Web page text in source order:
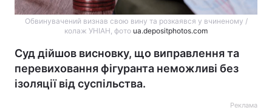
Обвинувачений визнав свою вину та розкаявся у вчиненому /
колаж УНІАН, фото ua.depositphotos.com
Суд дійшов висновку, що виправлення та
перевиховання фігуранта неможливі без
ізоляції від суспільства.
Реклама